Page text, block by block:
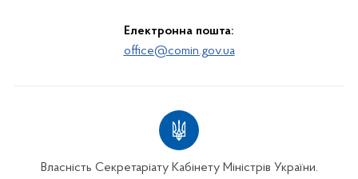
Електронна пошта:
office@comin.gov.ua
Власність Секретаріату Кабінету Міністрів України.